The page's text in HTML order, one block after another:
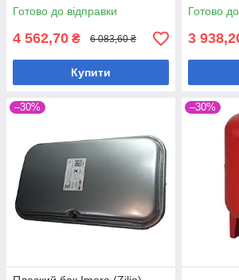
Готово до відправки
4 562,70 ₴ 6 083,60 ₴
Купити
Готово
3
–30% –30%